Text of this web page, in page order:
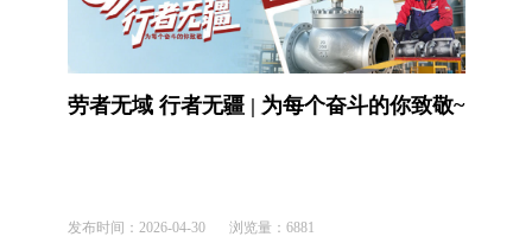
劳者无域 行者无疆 | 为每个奋斗的你致敬~
发布时间： 2026-04-30 浏览量： 6881